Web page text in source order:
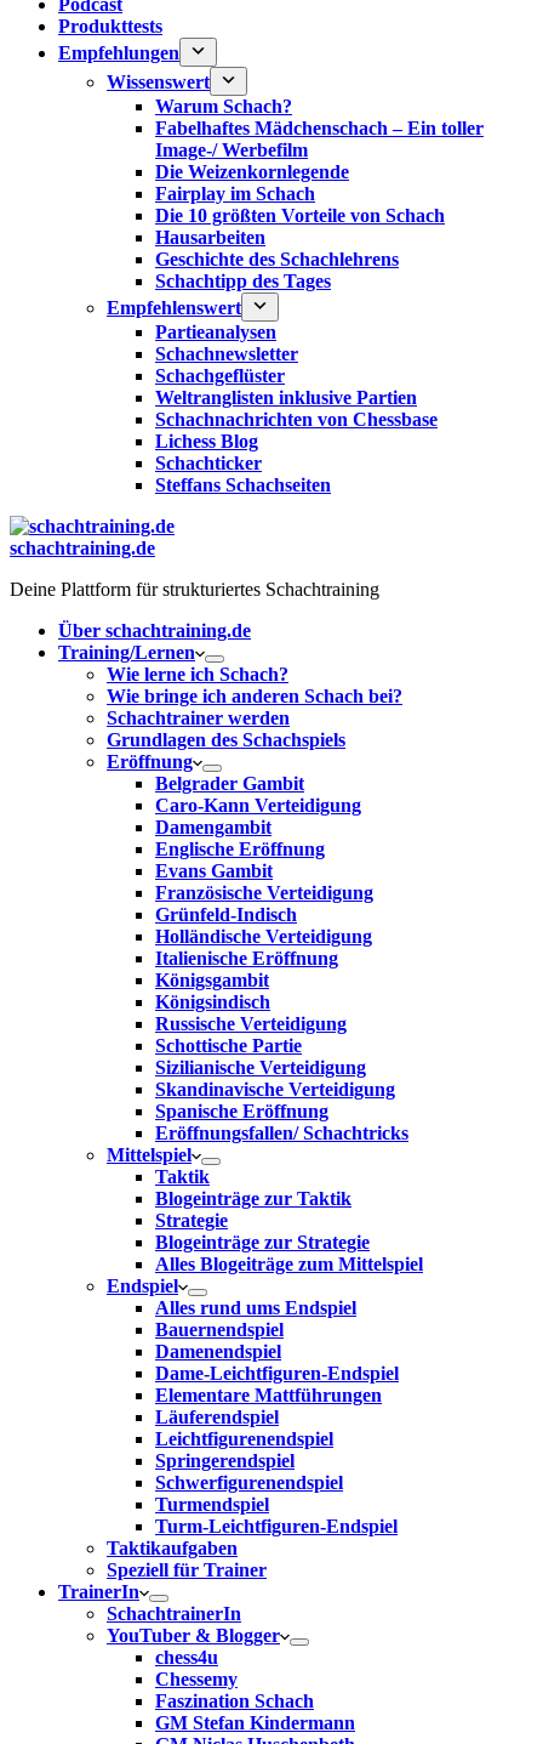
Podcast
Produkttests
Empfehlungen
Wissenswert
Warum Schach?
Fabelhaftes Mädchenschach – Ein toller
Image-/ Werbefilm
Die Weizenkornlegende
Fairplay im Schach
Die 10 größten Vorteile von Schach‎
Hausarbeiten
Geschichte des Schachlehrens
Schachtipp des Tages
Empfehlenswert
Partieanalysen
Schachnewsletter
Schachgeflüster
Weltranglisten inklusive Partien
Schachnachrichten von Chessbase
Lichess Blog
Schachticker
Steffans Schachseiten
schachtraining.de
Deine Plattform für strukturiertes Schachtraining
Über schachtraining.de
Training/Lernen
Wie lerne ich Schach?
Wie bringe ich anderen Schach bei?
Schachtrainer werden
Grundlagen des Schachspiels
Eröffnung
Belgrader Gambit
Caro-Kann Verteidigung
Damengambit
Englische Eröffnung
Evans Gambit
Französische Verteidigung
Grünfeld-Indisch
Holländische Verteidigung
Italienische Eröffnung
Königsgambit
Königsindisch
Russische Verteidigung
Schottische Partie
Sizilianische Verteidigung
Skandinavische Verteidigung
Spanische Eröffnung
Eröffnungsfallen/ Schachtricks
Mittelspiel
Taktik
Blogeinträge zur Taktik
Strategie
Blogeinträge zur Strategie
Alles Blogeiträge zum Mittelspiel
Endspiel
Alles rund ums Endspiel
Bauernendspiel
Damenendspiel
Dame-Leichtfiguren-Endspiel
Elementare Mattführungen
Läuferendspiel
Leichtfigurenendspiel
Springerendspiel
Schwerfigurenendspiel
Turmendspiel
Turm-Leichtfiguren-Endspiel
Taktikaufgaben
Speziell für Trainer
TrainerIn
SchachtrainerIn
YouTuber & Blogger
chess4u
Chessemy
Faszination Schach
GM Stefan Kindermann